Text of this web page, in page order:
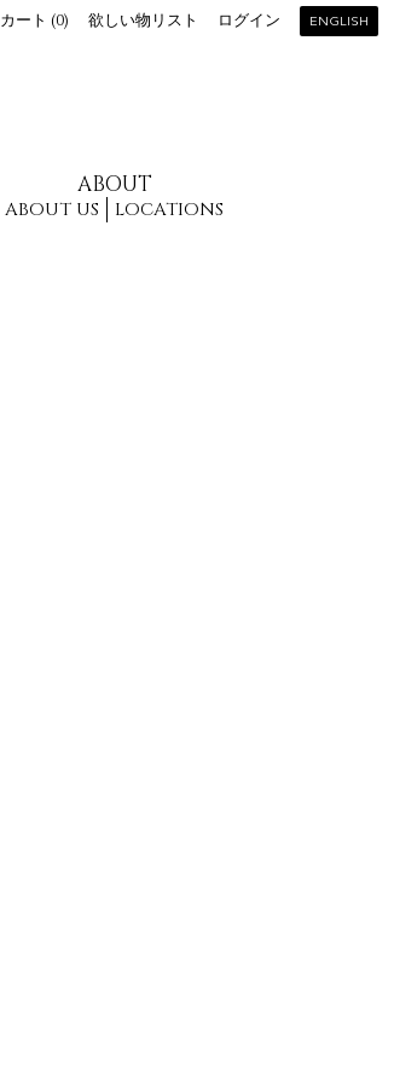
ABOUT
ABOUT US LOCATIONS
カート (0) 欲しい物リスト ログイン ENGLISH